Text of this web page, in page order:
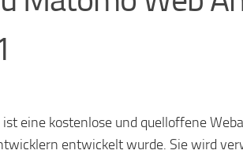
eine kostenlose und quelloffene
entwickelt wurde. Sie wird